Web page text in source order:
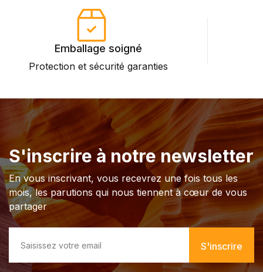
Emballage soigné
Protection et sécurité garanties
S'inscrire à notre newsletter
En vous inscrivant, vous recevrez une fois tous les
mois, les parutions qui nous tiennent à cœur de vous
partager
a
i
S'inscrire